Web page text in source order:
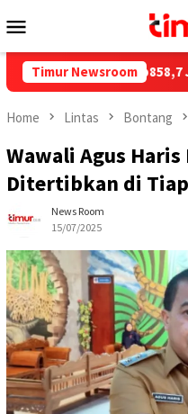
to
Menu
Timur Newsroom
Rp858,7 Juta
Home Lintas Bontang
Wawali Agus
Ditertibkan di Tiap
News Room
15/07/2025